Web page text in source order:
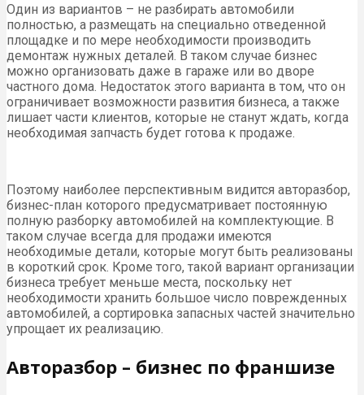
Один из вариантов – не разбирать автомобили
полностью, а размещать на специально отведенной
площадке и по мере необходимости производить
демонтаж нужных деталей. В таком случае бизнес
можно организовать даже в гараже или во дворе
частного дома. Недостаток этого варианта в том, что он
ограничивает возможности развития бизнеса, а также
лишает части клиентов, которые не станут ждать, когда
необходимая запчасть будет готова к продаже.
Поэтому наиболее перспективным видится авторазбор,
бизнес-план которого предусматривает постоянную
полную разборку автомобилей на комплектующие. В
таком случае всегда для продажи имеются
необходимые детали, которые могут быть реализованы
в короткий срок. Кроме того, такой вариант организации
бизнеса требует меньше места, поскольку нет
необходимости хранить большое число поврежденных
автомобилей, а сортировка запасных частей значительно
упрощает их реализацию.
Авторазбор – бизнес по франшизе